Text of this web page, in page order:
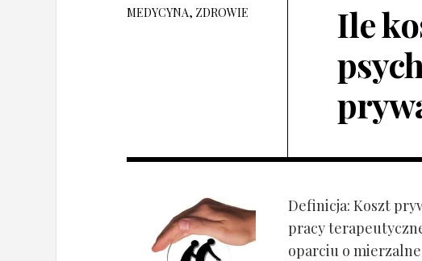
MEDYCYNA, ZDROWIE
Ile
Definicja: Koszt
pracy
oparciu o